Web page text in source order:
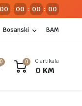
00 : 00 : 00 : 00
Bosanski BAM
0 0 0 artikala
0 KM